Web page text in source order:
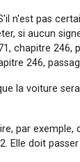
n'est pas
si aucun
chapitre 246,
246,
la voiture
par
Elle doit